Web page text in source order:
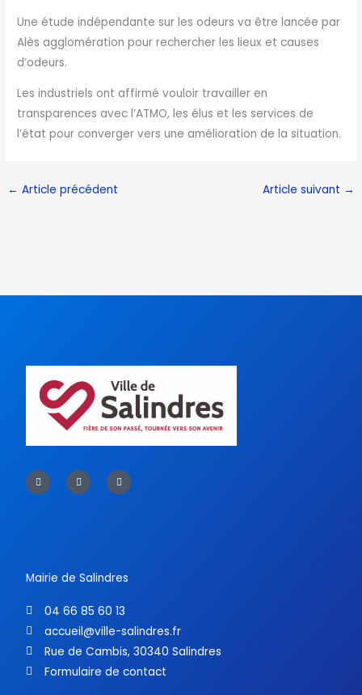
Une étude indépendante sur les odeurs va être lancée par
Alès agglomération pour rechercher les lieux et causes
d’odeurs.
Les industriels ont affirmé vouloir travailler en
transparences avec l’ATMO, les élus et les services de
l’état pour converger vers une amélioration de la situation.
← Article précédent Article suivant →
a
c
e
w
i
t
o
u
t
Mairie de Salindres
04 66 85 60 13
accueil@ville-salindres.fr
Rue de Cambis, 30340 Salindres
Formulaire de contact